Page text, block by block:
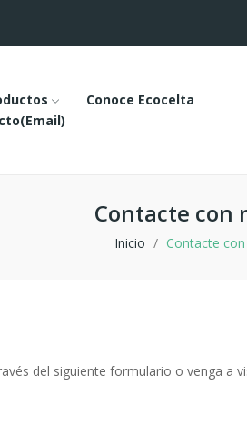
Conoce Ecocelta
Contacte con
Inicio Contacte
del siguiente formulario o venga a